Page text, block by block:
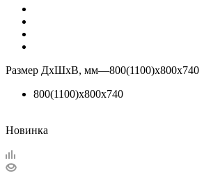
Размер ДхШхВ, мм—800(1100)х800х740
800(1100)х800х740
Новинка